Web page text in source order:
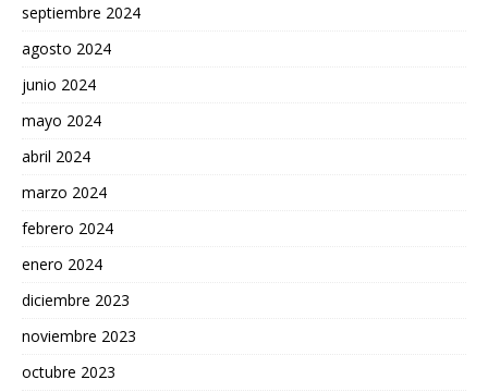
septiembre 2024
agosto 2024
junio 2024
mayo 2024
abril 2024
marzo 2024
febrero 2024
enero 2024
diciembre 2023
noviembre 2023
octubre 2023